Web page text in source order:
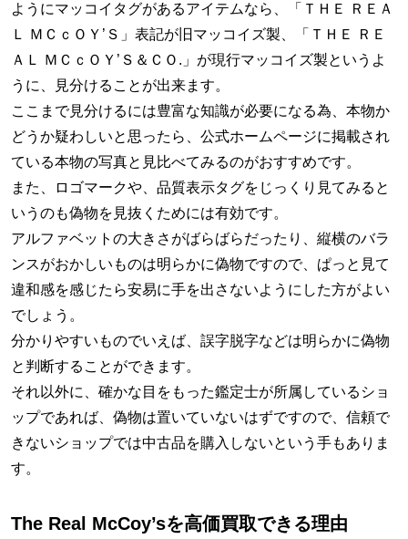
ようにマッコイタグがあるアイテムなら、「ＴＨＥ ＲＥＡ
Ｌ ＭＣｃＯＹ’Ｓ」表記が旧マッコイズ製、「ＴＨＥ ＲＥ
ＡＬ ＭＣｃＯＹ’Ｓ＆ＣＯ.」が現行マッコイズ製というよ
うに、見分けることが出来ます。
ここまで見分けるには豊富な知識が必要になる為、本物か
どうか疑わしいと思ったら、公式ホームページに掲載され
ている本物の写真と見比べてみるのがおすすめです。
また、ロゴマークや、品質表示タグをじっくり見てみると
いうのも偽物を見抜くためには有効です。
アルファベットの大きさがばらばらだったり、縦横のバラ
ンスがおかしいものは明らかに偽物ですので、ぱっと見て
違和感を感じたら安易に手を出さないようにした方がよい
でしょう。
分かりやすいものでいえば、誤字脱字などは明らかに偽物
と判断することができます。
それ以外に、確かな目をもった鑑定士が所属しているショ
ップであれば、偽物は置いていないはずですので、信頼で
きないショップでは中古品を購入しないという手もありま
す。
The Real McCoy’sを高価買取できる理由